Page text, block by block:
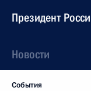
Президент
Новости
События